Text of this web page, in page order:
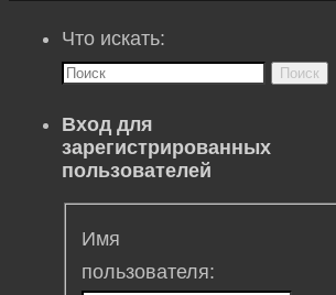
Что искать:
Поиск
Вход для
зарегистрированных
пользователей
Имя
пользователя: